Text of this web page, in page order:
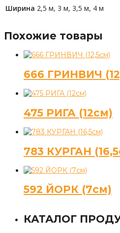
Ширина 2,5 м, 3 м, 3,5 м, 4 м
Похожие товары
666 ГРИНВИЧ
475 РИГА (12см)
783 КУРГАН
592 ЙОРК (7см)
КАТАЛОГ